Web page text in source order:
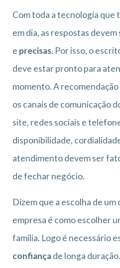
Com toda a tecnologia que
em dia, as respostas devem
e precisas. Por isso, o
deve estar pronto para
momento. A
os canais de comunicação
site, redes sociais e
disponibilidade,
atendimento devem ser
de fechar negócio.
Dizem que a escolha de
empresa é como escolher
família. Logo é necessário
confiançade longa